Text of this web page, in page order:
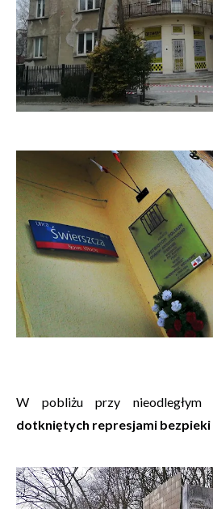
W pobliżu przy nieodległym
dotkniętych represjami bezpieki